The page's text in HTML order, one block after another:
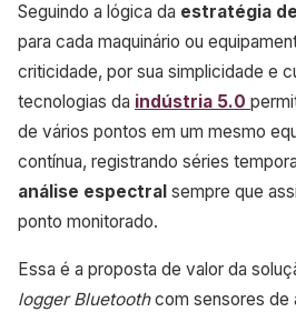
Seguindo a lógica da estratégia
para cada maquinário ou
criticidade, por sua simplicidade e
tecnologias da indústria 5.0
de vários pontos em um mesmo
contínua, registrando séries
análise espectral sempre que
ponto monitorado.
Essa é a proposta de valor da
logger Bluetoothcom sensores de